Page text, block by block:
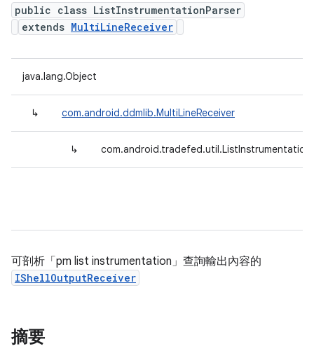
public class ListInstrumentationParser
extends MultiLineReceiver
java.lang.Object
↳ com.android.ddmlib.MultiLineReceiver
↳
可剖析「pm list instrumentation」查詢輸出內容的
IShellOutputReceiver
摘要